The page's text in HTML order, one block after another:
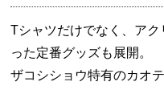
Tシャツだけでなく、ア
った定番グッズも展開。
ザコシショウ特有のカオ